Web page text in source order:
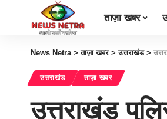
ताज़ा खबर
News Netra>ताज़ा खबर>उत्तराखंड>
उत्तराखंड ताज़ा खबर
उत्तराखंड